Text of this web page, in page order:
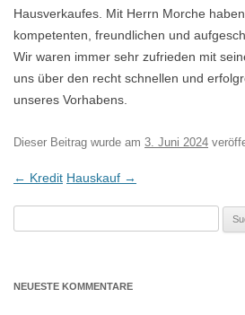
Hausverkaufes. Mit Herrn Morche
kompetenten, freundlichen und
Wir waren immer sehr zufrieden mit
uns über den recht schnellen und
unseres Vorhabens.
Dieser Beitrag wurde am 3. Juni 2024
Beitrags-
← Kredit Hauskauf →
NEUESTE KOMMENTARE